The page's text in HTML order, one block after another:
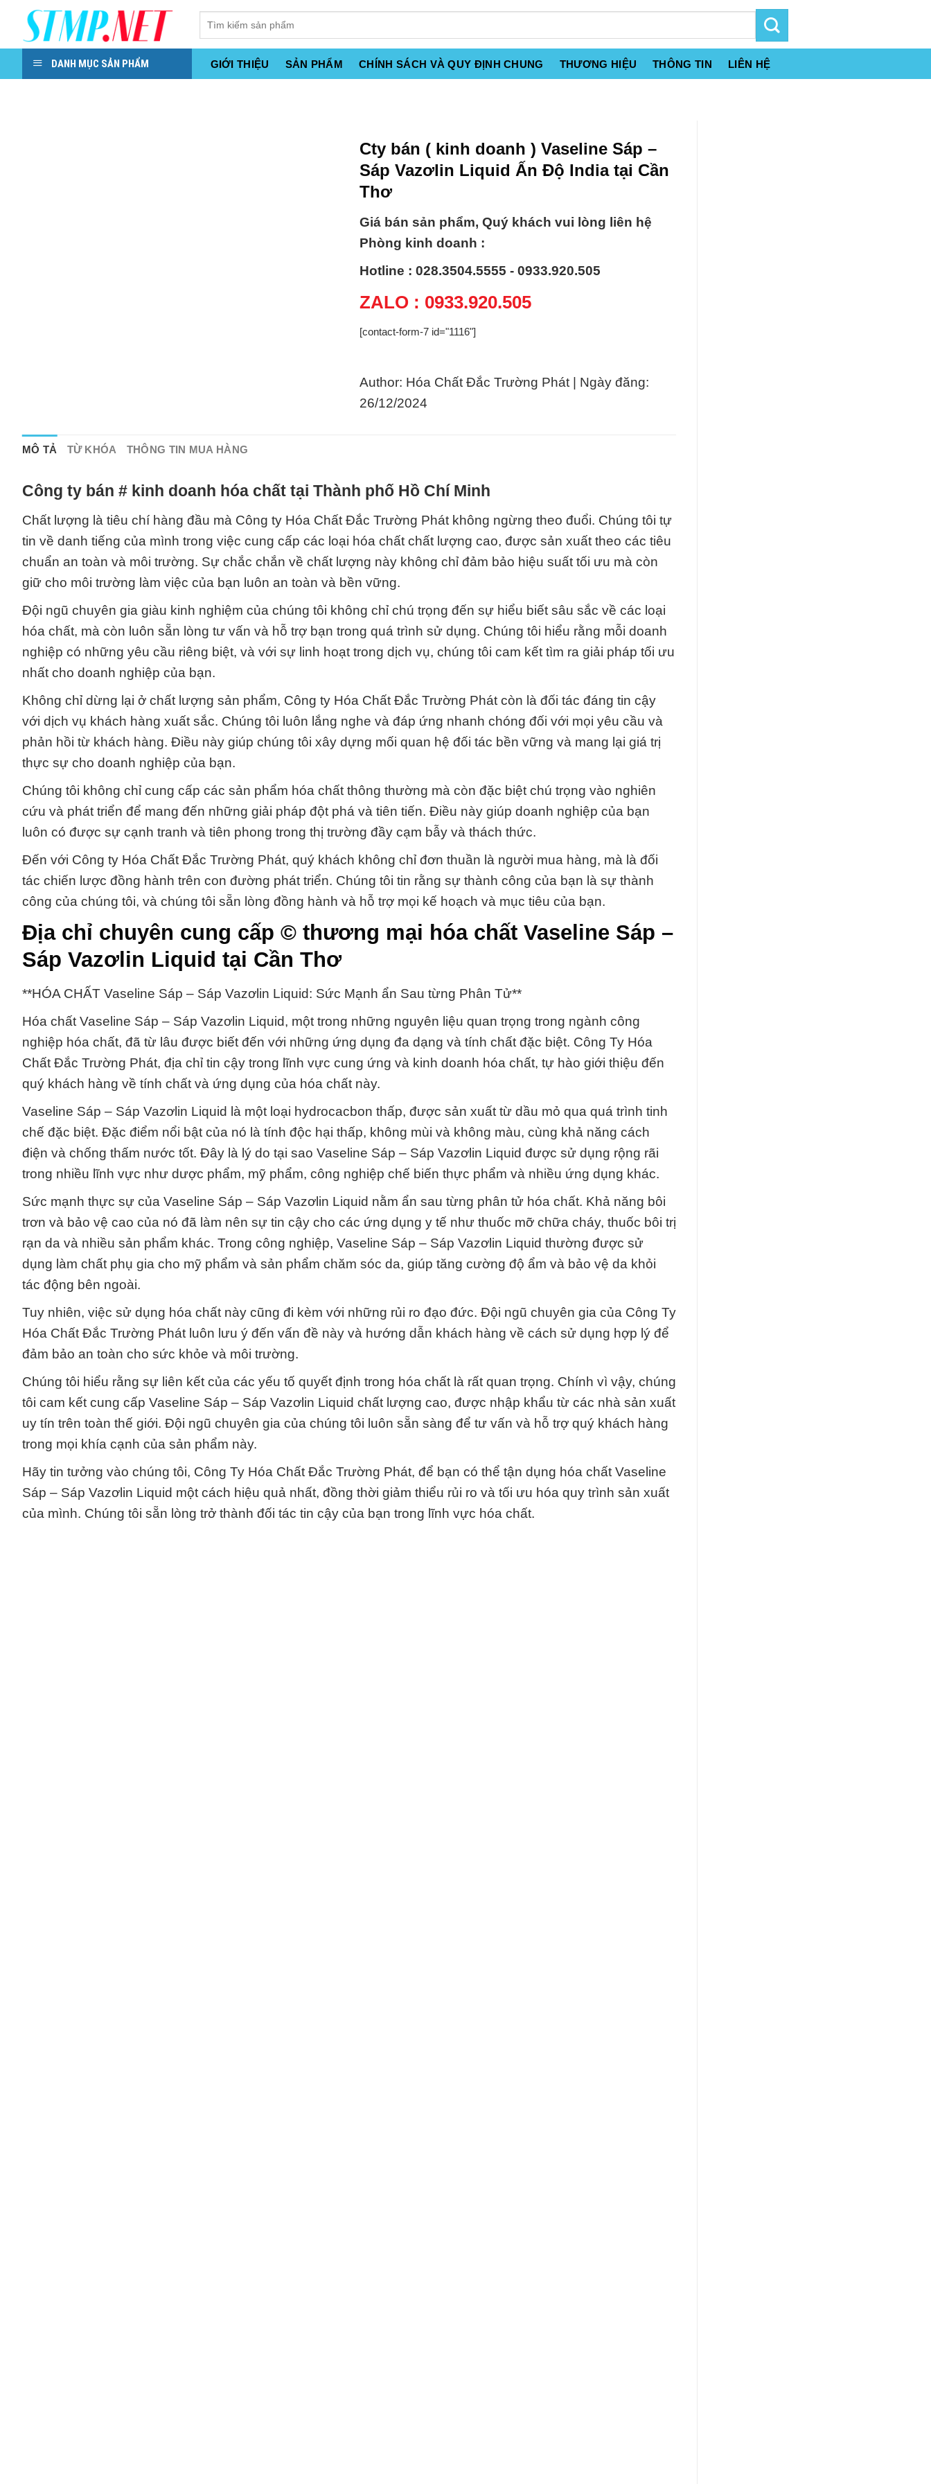
content
DANH MỤC SẢN PHẨM GIỚI THIỆU SẢN PHẨM CHÍNH SÁCH VÀ QUY ĐỊNH CHUNG THƯƠNG HIỆU THÔNG TIN LIÊN HỆ
Cty bán ( kinh doanh ) Vaseline Sáp –
Sáp Vazơlin Liquid Ấn Độ India tại Cần
Thơ
Giá bán sản phẩm, Quý khách vui lòng liên hệ
Phòng kinh doanh :
Hotline : 028.3504.5555 - 0933.920.505
ZALO : 0933.920.505
[contact-form-7 id="1116"]
Author: Hóa Chất Đắc Trường Phát | Ngày đăng:
26/12/2024
MÔ TẢ TỪ KHÓA THÔNG TIN MUA HÀNG
Công ty bán # kinh doanh hóa chất tại Thành phố Hồ Chí Minh
Chất lượng là tiêu chí hàng đầu mà Công ty Hóa Chất Đắc Trường Phát không ngừng theo đuổi. Chúng tôi tự
tin về danh tiếng của mình trong việc cung cấp các loại hóa chất chất lượng cao, được sản xuất theo các tiêu
chuẩn an toàn và môi trường. Sự chắc chắn về chất lượng này không chỉ đảm bảo hiệu suất tối ưu mà còn
giữ cho môi trường làm việc của bạn luôn an toàn và bền vững.
Đội ngũ chuyên gia giàu kinh nghiệm của chúng tôi không chỉ chú trọng đến sự hiểu biết sâu sắc về các loại
hóa chất, mà còn luôn sẵn lòng tư vấn và hỗ trợ bạn trong quá trình sử dụng. Chúng tôi hiểu rằng mỗi doanh
nghiệp có những yêu cầu riêng biệt, và với sự linh hoạt trong dịch vụ, chúng tôi cam kết tìm ra giải pháp tối ưu
nhất cho doanh nghiệp của bạn.
Không chỉ dừng lại ở chất lượng sản phẩm, Công ty Hóa Chất Đắc Trường Phát còn là đối tác đáng tin cậy
với dịch vụ khách hàng xuất sắc. Chúng tôi luôn lắng nghe và đáp ứng nhanh chóng đối với mọi yêu cầu và
phản hồi từ khách hàng. Điều này giúp chúng tôi xây dựng mối quan hệ đối tác bền vững và mang lại giá trị
thực sự cho doanh nghiệp của bạn.
Chúng tôi không chỉ cung cấp các sản phẩm hóa chất thông thường mà còn đặc biệt chú trọng vào nghiên
cứu và phát triển để mang đến những giải pháp đột phá và tiên tiến. Điều này giúp doanh nghiệp của bạn
luôn có được sự cạnh tranh và tiên phong trong thị trường đầy cạm bẫy và thách thức.
Đến với Công ty Hóa Chất Đắc Trường Phát, quý khách không chỉ đơn thuần là người mua hàng, mà là đối
tác chiến lược đồng hành trên con đường phát triển. Chúng tôi tin rằng sự thành công của bạn là sự thành
công của chúng tôi, và chúng tôi sẵn lòng đồng hành và hỗ trợ mọi kế hoạch và mục tiêu của bạn.
Địa chỉ chuyên cung cấp © thương mại hóa chất Vaseline Sáp –
Sáp Vazơlin Liquid tại Cần Thơ
**HÓA CHẤT Vaseline Sáp – Sáp Vazơlin Liquid: Sức Mạnh ẩn Sau từng Phân Tử**
Hóa chất Vaseline Sáp – Sáp Vazơlin Liquid, một trong những nguyên liệu quan trọng trong ngành công
nghiệp hóa chất, đã từ lâu được biết đến với những ứng dụng đa dạng và tính chất đặc biệt. Công Ty Hóa
Chất Đắc Trường Phát, địa chỉ tin cậy trong lĩnh vực cung ứng và kinh doanh hóa chất, tự hào giới thiệu đến
quý khách hàng về tính chất và ứng dụng của hóa chất này.
Vaseline Sáp – Sáp Vazơlin Liquid là một loại hydrocacbon thấp, được sản xuất từ dầu mỏ qua quá trình tinh
chế đặc biệt. Đặc điểm nổi bật của nó là tính độc hại thấp, không mùi và không màu, cùng khả năng cách
điện và chống thấm nước tốt. Đây là lý do tại sao Vaseline Sáp – Sáp Vazơlin Liquid được sử dụng rộng rãi
trong nhiều lĩnh vực như dược phẩm, mỹ phẩm, công nghiệp chế biến thực phẩm và nhiều ứng dụng khác.
Sức mạnh thực sự của Vaseline Sáp – Sáp Vazơlin Liquid nằm ẩn sau từng phân tử hóa chất. Khả năng bôi
trơn và bảo vệ cao của nó đã làm nên sự tin cậy cho các ứng dụng y tế như thuốc mỡ chữa cháy, thuốc bôi trị
rạn da và nhiều sản phẩm khác. Trong công nghiệp, Vaseline Sáp – Sáp Vazơlin Liquid thường được sử
dụng làm chất phụ gia cho mỹ phẩm và sản phẩm chăm sóc da, giúp tăng cường độ ẩm và bảo vệ da khỏi
tác động bên ngoài.
Tuy nhiên, việc sử dụng hóa chất này cũng đi kèm với những rủi ro đạo đức. Đội ngũ chuyên gia của Công Ty
Hóa Chất Đắc Trường Phát luôn lưu ý đến vấn đề này và hướng dẫn khách hàng về cách sử dụng hợp lý để
đảm bảo an toàn cho sức khỏe và môi trường.
Chúng tôi hiểu rằng sự liên kết của các yếu tố quyết định trong hóa chất là rất quan trọng. Chính vì vậy, chúng
tôi cam kết cung cấp Vaseline Sáp – Sáp Vazơlin Liquid chất lượng cao, được nhập khẩu từ các nhà sản xuất
uy tín trên toàn thế giới. Đội ngũ chuyên gia của chúng tôi luôn sẵn sàng để tư vấn và hỗ trợ quý khách hàng
trong mọi khía cạnh của sản phẩm này.
Hãy tin tưởng vào chúng tôi, Công Ty Hóa Chất Đắc Trường Phát, để bạn có thể tận dụng hóa chất Vaseline
Sáp – Sáp Vazơlin Liquid một cách hiệu quả nhất, đồng thời giảm thiểu rủi ro và tối ưu hóa quy trình sản xuất
của mình. Chúng tôi sẵn lòng trở thành đối tác tin cậy của bạn trong lĩnh vực hóa chất.